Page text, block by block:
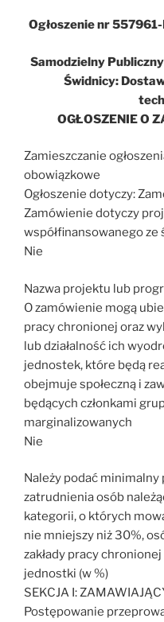
Ogłoszenie nr
Samodzielny
Świdnicy:
OGŁOSZENIE O
Zamieszczanie
obowiązkowe
Ogłoszenie dotyczy:
Zamówienie dotyczy
współfinansowanego
Nie
Nazwa projektu lub
O zamówienie mogą
pracy chronionej oraz
lub działalność ich
jednostek, które będą
obejmuje społeczną i
będących członkami
marginalizowanych
Nie
Należy podać
zatrudnienia osób
kategorii, o których
nie mniejszy niż 30%,
zakłady pracy
jednostki (w %)
SEKCJA I:
Postępowanie